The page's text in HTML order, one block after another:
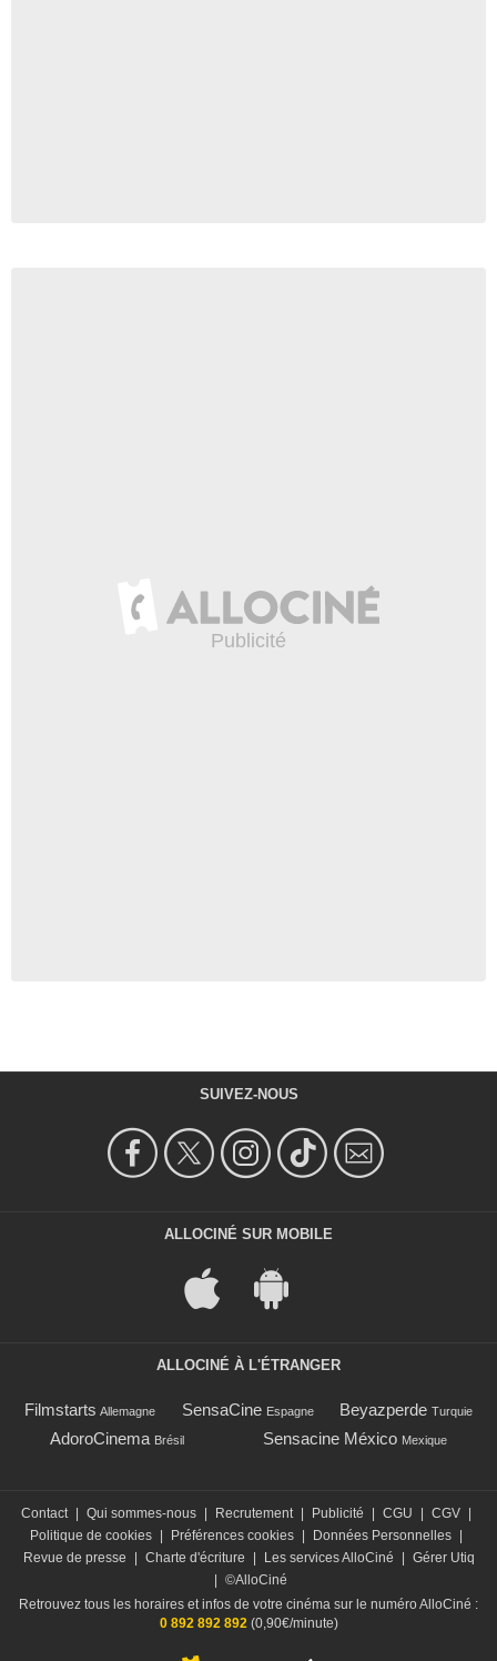
SUIVEZ-NOUS
ALLOCINÉ SUR MOBILE
ALLOCINÉ À L'ÉTRANGER
Filmstarts Allemagne SensaCine Espagne Beyazperde Turquie
AdoroCinema Brésil Sensacine México Mexique
Contact Qui sommes-nous Recrutement Publicité CGU CGV
Politique de cookies
Préférences cookies Données Personnelles
Revue de presse
Charte d'écriture Les services AlloCiné
Gérer Utiq
©AlloCiné
Retrouvez tous les horaires et infos de votre cinéma sur le numéro AlloCiné :
0 892 892 892(0,90€/minute)